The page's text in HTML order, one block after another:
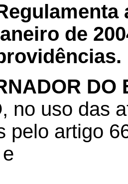
de
DO
, no uso das
pelo artigo